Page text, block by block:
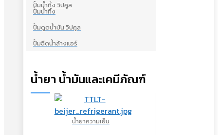
ปั้มน้ำทิ้ง วิปคูล
ปั้มน้ำทิ้ง
ปั้มดูดน้ำมัน วิปคูล
ปั้มฉีดน้ำล้างแอร์
น้ำยา น้ำมันและเคมีภัณฑ์
น้ำยาความเย็น